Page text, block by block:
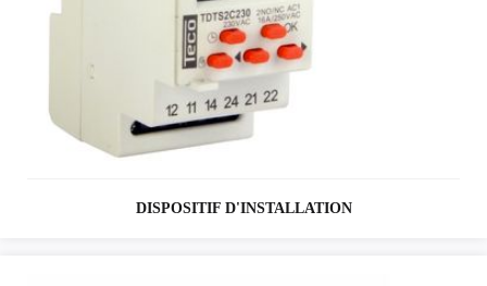
DISPOSITIF D'INSTALLATION